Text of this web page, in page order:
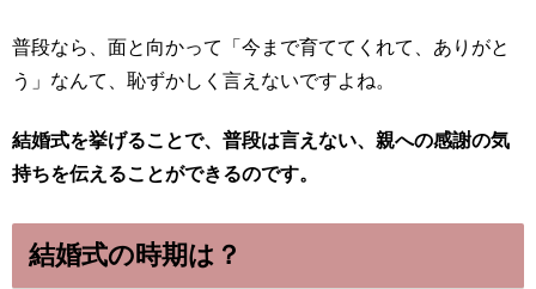
普段なら、面と向かって「今まで育ててくれて、ありがと
う」なんて、恥ずかしく言えないですよね。
結婚式を挙げることで、普段は言えない、親への感謝の気
持ちを伝えることができるのです。
結婚式の時期は？